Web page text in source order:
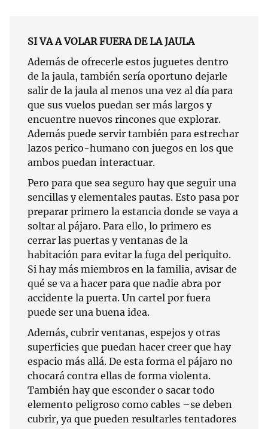
SI VA A VOLAR FUERA DE LA JAULA
Además de ofrecerle estos juguetes dentro
de la jaula, también sería oportuno dejarle
salir de la jaula al menos una vez al día para
que sus vuelos puedan ser más largos y
encuentre nuevos rincones que explorar.
Además puede servir también para estrechar
lazos perico-humano con juegos en los que
ambos puedan interactuar.
Pero para que sea seguro hay que seguir una
sencillas y elementales pautas. Esto pasa por
preparar primero la estancia donde se vaya a
soltar al pájaro. Para ello, lo primero es
cerrar las puertas y ventanas de la
habitación para evitar la fuga del periquito.
Si hay más miembros en la familia, avisar de
qué se va a hacer para que nadie abra por
accidente la puerta. Un cartel por fuera
puede ser una buena idea.
Además, cubrir ventanas, espejos y otras
superficies que puedan hacer creer que hay
espacio más allá. De esta forma el pájaro no
chocará contra ellas de forma violenta.
También hay que esconder o sacar todo
elemento peligroso como cables –se deben
cubrir, ya que pueden resultarles tentadores